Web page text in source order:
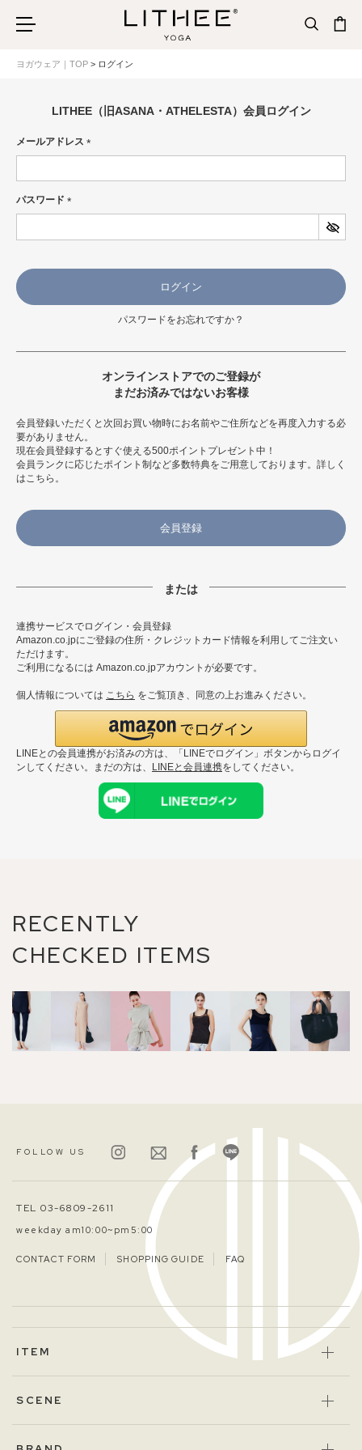
ヨガウェア｜TOP ログイン
LITHEE（旧ASANA・ATHELESTA）会員ログイン
メールアドレス
(必
パスワード
(必
ログイン
パスワードをお忘れですか？
オンラインストアでのご登録が
まだお済みではないお客様
会員登録いただくと次回お買い物時にお名前やご住所などを再度入力する必
要がありません。
現在会員登録するとすぐ使える500ポイントプレゼント中！
会員ランクに応じたポイント制など多数特典をご用意しております。 詳しく
はこちら 。
会員登録
連携サービスでログイン・会員登録
Amazon.co.jpにご登録の住所・クレジットカード情報を利用してご注文い
ただけます。
ご利用になるには Amazon.co.jpアカウントが必要です。
個人情報については こちら をご覧頂き、同意の上お進みください。
LINEとの会員連携がお済みの方は、「LINEでログイン」ボタンからログイ
ンしてください。まだの方は、
LINEと会員連携をしてください。
RECENTLY
CHECKED ITEMS
FOLLOW US
TEL 03-6809-2611
weekday am10:00~pm5:00
CONTACT FORM SHOPPING GUIDE FAQ
ITEM
SCENE